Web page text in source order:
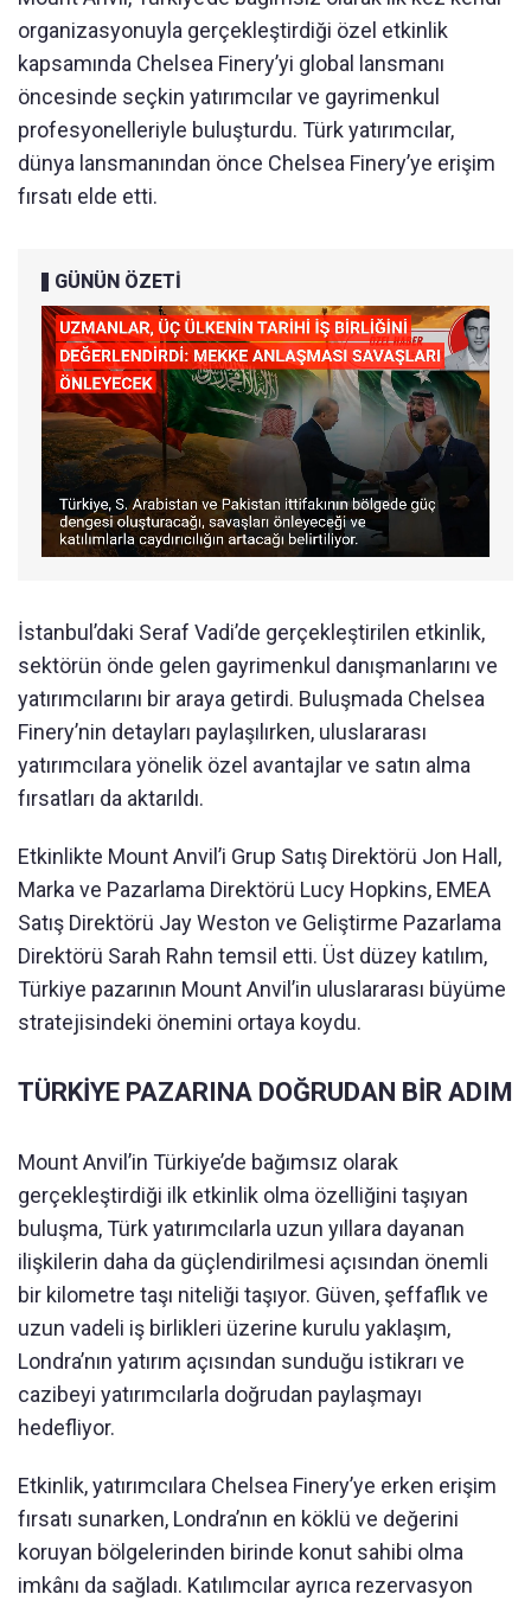
organizasyonuyla gerçekleştirdiği özel etkinlik
kapsamında Chelsea Finery’yi global lansmanı
öncesinde seçkin yatırımcılar ve gayrimenkul
profesyonelleriyle buluşturdu. Türk yatırımcılar,
dünya lansmanından önce Chelsea Finery’ye erişim
fırsatı elde etti.
GÜNÜN ÖZETİ
İstanbul’daki Seraf Vadi’de gerçekleştirilen etkinlik,
sektörün önde gelen gayrimenkul danışmanlarını ve
yatırımcılarını bir araya getirdi. Buluşmada Chelsea
Finery’nin detayları paylaşılırken, uluslararası
yatırımcılara yönelik özel avantajlar ve satın alma
fırsatları da aktarıldı.
Etkinlikte Mount Anvil’i Grup Satış Direktörü Jon Hall,
Marka ve Pazarlama Direktörü Lucy Hopkins, EMEA
Satış Direktörü Jay Weston ve Geliştirme Pazarlama
Direktörü Sarah Rahn temsil etti. Üst düzey katılım,
Türkiye pazarının Mount Anvil’in uluslararası büyüme
stratejisindeki önemini ortaya koydu.
TÜRKİYE PAZARINA DOĞRUDAN BİR ADIM
Mount Anvil’in Türkiye’de bağımsız olarak
gerçekleştirdiği ilk etkinlik olma özelliğini taşıyan
buluşma, Türk yatırımcılarla uzun yıllara dayanan
ilişkilerin daha da güçlendirilmesi açısından önemli
bir kilometre taşı niteliği taşıyor. Güven, şeffaflık ve
uzun vadeli iş birlikleri üzerine kurulu yaklaşım,
Londra’nın yatırım açısından sunduğu istikrarı ve
cazibeyi yatırımcılarla doğrudan paylaşmayı
hedefliyor.
Etkinlik, yatırımcılara Chelsea Finery’ye erken erişim
fırsatı sunarken, Londra’nın en köklü ve değerini
koruyan bölgelerinden birinde konut sahibi olma
imkânı da sağladı. Katılımcılar ayrıca rezervasyon